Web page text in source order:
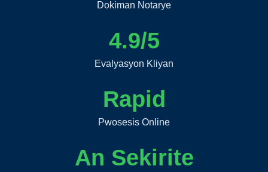
Dokiman Notarye
4.9/5
Evalyasyon Kliyan
Rapid
Pwosesis Online
An Sekirite